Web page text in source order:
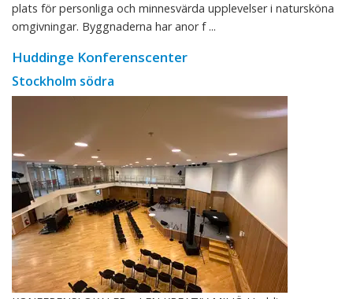
plats för personliga och minnesvärda upplevelser i natursköna
omgivningar. Byggnaderna har anor f ...
Huddinge Konferenscenter
Stockholm södra